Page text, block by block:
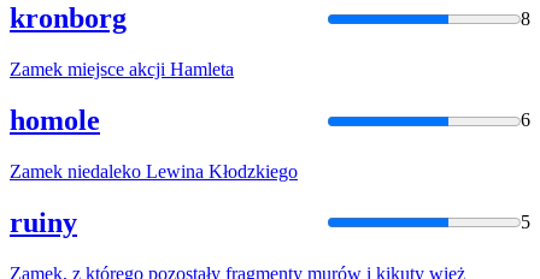
kronborg 8
Zamek miejsce akcji Hamleta
homole 6
Zamek niedaleko Lewina Kłodzkiego
ruiny 5
Zamek, z którego pozostały fragmenty murów i kikuty wież